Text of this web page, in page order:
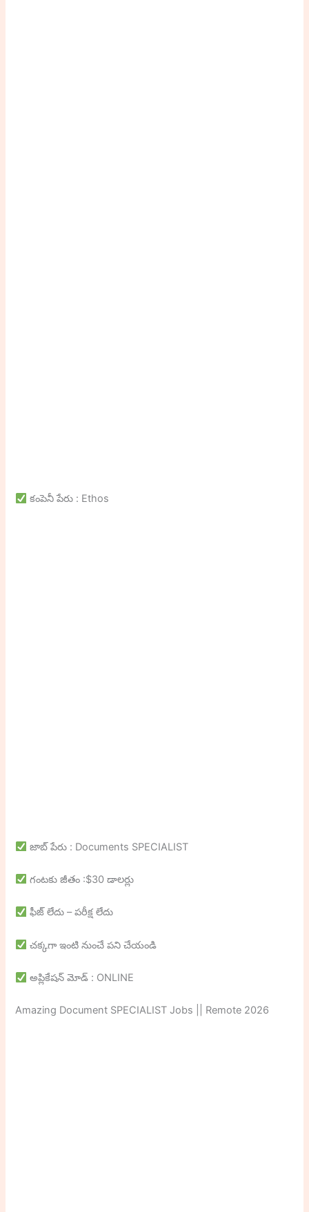
కంపెనీ పేరు : Ethos
జాబ్ పేరు : Documents SPECIALIST
గంటకు జీతం :$30 డాలర్లు
ఫీజ్ లేదు – పరీక్ష లేదు
చక్కగా ఇంటి నుంచే పని చేయండి
అప్లికేషన్ మోడ్ : ONLINE
Amazing Document SPECIALIST Jobs || Remote 2026